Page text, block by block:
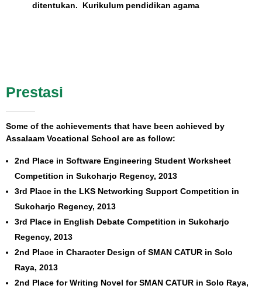
ditentukan. Kurikulum pendidikan agama
Prestasi
Some of the achievements that have been achieved by
Assalaam Vocational School are as follow:
2nd Place in Software Engineering Student Worksheet
Competition in Sukoharjo Regency, 2013
3rd Place in the LKS Networking Support Competition in
Sukoharjo Regency, 2013
3rd Place in English Debate Competition in Sukoharjo
Regency, 2013
2nd Place in Character Design of SMAN CATUR in Solo
Raya, 2013
2nd Place for Writing Novel for SMAN CATUR in Solo Raya,